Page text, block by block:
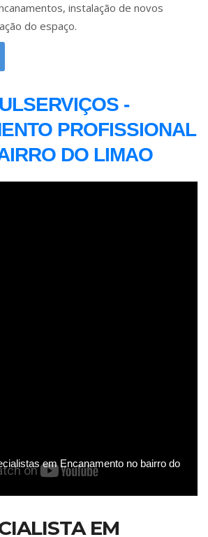
instalação de novos
do espaço.
-
PROFISSIONAL
DO LIMAO
em Encanamento no bairro do
EM